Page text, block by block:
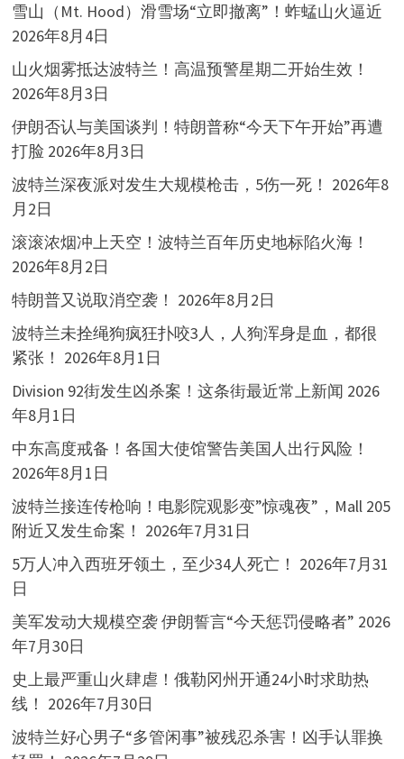
雪山（Mt. Hood）滑雪场“立即撤离”！蚱蜢山火逼近
2026年8月4日
山火烟雾抵达波特兰！高温预警星期二开始生效！
2026年8月3日
伊朗否认与美国谈判！特朗普称“今天下午开始”再遭
打脸 2026年8月3日
波特兰深夜派对发生大规模枪击，5伤一死！ 2026年8
月2日
滚滚浓烟冲上天空！波特兰百年历史地标陷火海！
2026年8月2日
特朗普又说取消空袭！ 2026年8月2日
波特兰未拴绳狗疯狂扑咬3人，人狗浑身是血，都很
紧张！ 2026年8月1日
Division 92街发生凶杀案！这条街最近常上新闻 2026
年8月1日
中东高度戒备！各国大使馆警告美国人出行风险！
2026年8月1日
波特兰接连传枪响！电影院观影变”惊魂夜”，Mall 205
附近又发生命案！ 2026年7月31日
5万人冲入西班牙领土，至少34人死亡！ 2026年7月31
日
美军发动大规模空袭 伊朗誓言“今天惩罚侵略者” 2026
年7月30日
史上最严重山火肆虐！俄勒冈州开通24小时求助热
线！ 2026年7月30日
波特兰好心男子“多管闲事”被残忍杀害！凶手认罪换